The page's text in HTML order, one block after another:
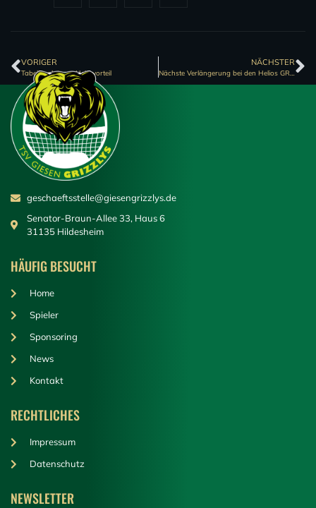
VORIGER
Tabellenplatz vs. Heimvorteil
NÄCHSTER
geschaeftsstelle@giesengrizzlys.de
Senator-Braun-Allee 33, Haus 6
31135 Hildesheim
HÄUFIG BESUCHT
Home
Spieler
Sponsoring
News
Kontakt
RECHTLICHES
Impressum
Datenschutz
NEWSLETTER